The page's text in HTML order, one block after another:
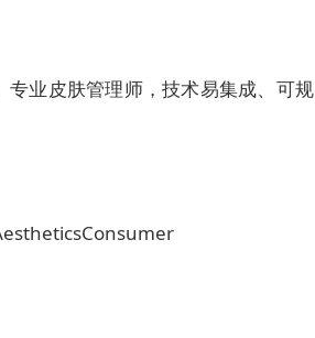
业皮肤管理师，技术易集成、可规